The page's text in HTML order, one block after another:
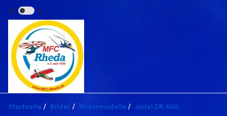
Startseite Bilder Motormodelle Jodel DR 400